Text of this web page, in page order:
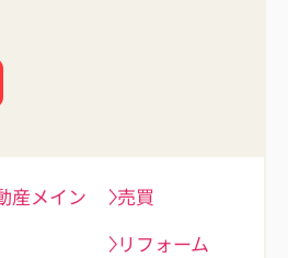
産メイン
売買
リフォーム